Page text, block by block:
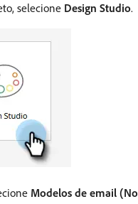
selecione Design Studio.
Modelos de email